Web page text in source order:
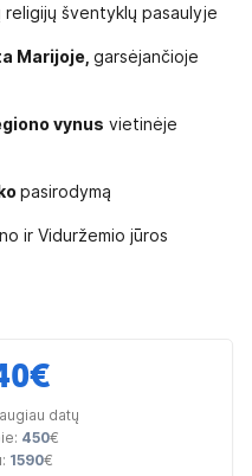
religijų šventyklų pasaulyje
Marijoje, garsėjančioje
vynus vietinėje
pasirodymą
ir Viduržemio jūros
€
datų
450€
1590€